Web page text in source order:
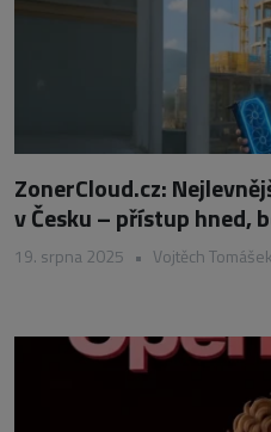
ZonerCloud.cz:
v Česku – přístup hned,
19. srpna 2025 • Vojtěch Tomášek